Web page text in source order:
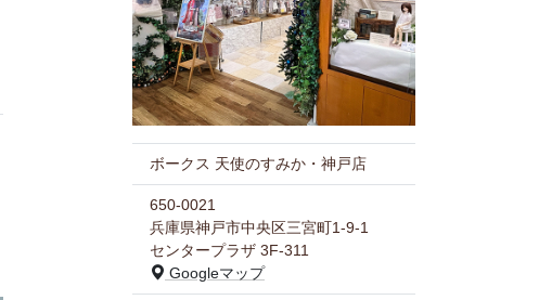
ボークス 天使のすみか・神戸店
650-0021
兵庫県神戸市中央区三宮町1-9-1
センタープラザ 3F-311
Googleマップ